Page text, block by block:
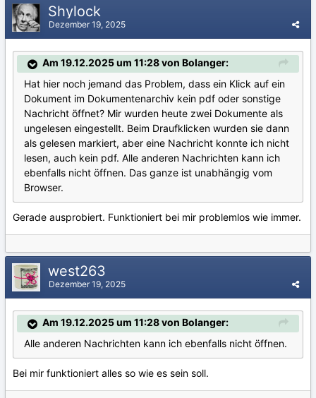
Shylock
Dezember 19, 2025
Am 19.12.2025 um 11:28 von Bolanger:
Hat hier noch jemand das Problem, dass ein Klick auf ein
Dokument im Dokumentenarchiv kein pdf oder sonstige
Nachricht öffnet? Mir wurden heute zwei Dokumente als
ungelesen eingestellt. Beim Draufklicken wurden sie dann
als gelesen markiert, aber eine Nachricht konnte ich nicht
lesen, auch kein pdf. Alle anderen Nachrichten kann ich
ebenfalls nicht öffnen. Das ganze ist unabhängig vom
Browser.
Gerade ausprobiert. Funktioniert bei mir problemlos wie immer.
west263
Dezember 19, 2025
Am 19.12.2025 um 11:28 von Bolanger:
Alle anderen Nachrichten kann ich ebenfalls nicht öffnen.
Bei mir funktioniert alles so wie es sein soll.